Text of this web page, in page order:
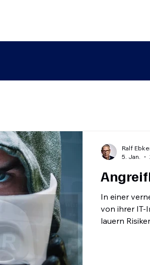
In einer
von ihrer IT-
lauern
Ralf
5. Jan.